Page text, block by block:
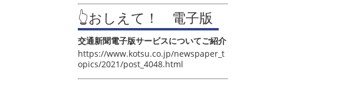
👆おしえて！ 電子版
交通新聞電子版サービスについてご紹介
https://www.kotsu.co.jp/newspaper_t
opics/2021/post_4048.html